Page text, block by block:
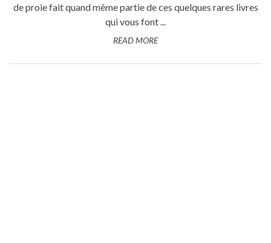
de proie fait quand même partie de ces quelques rares livres
qui vous font ...
READ MORE